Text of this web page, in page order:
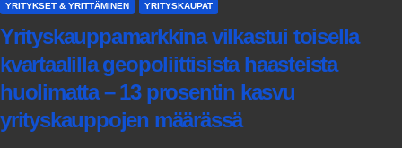
YRITYKSET & YRITTÄMINEN YRITYSKAUPAT
Yrityskauppamarkkina vilkastui toisella
kvartaalilla geopoliittisista haasteista
huolimatta – 13 prosentin kasvu
yrityskauppojen määrässä